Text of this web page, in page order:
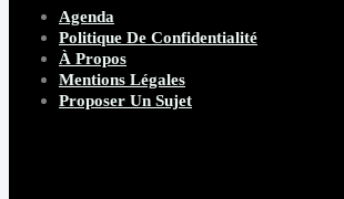
Agenda
Politique De Confidentialité
À Propos
Mentions Légales
Proposer Un Sujet